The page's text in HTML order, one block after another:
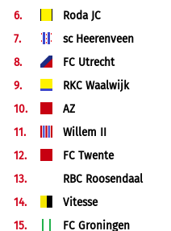
6.
Roda JC
7.
sc Heerenveen
8.
FC Utrecht
9.
RKC Waalwijk
10.
AZ
11.
Willem II
12.
FC Twente
13.
RBC Roosendaal
14.
Vitesse
15.
FC Groningen